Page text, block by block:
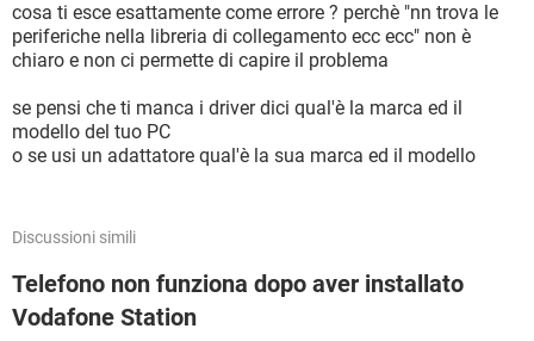
cosa ti esce esattamente come errore ? perchè "nn trova le
periferiche nella libreria di collegamento ecc ecc" non è
chiaro e non ci permette di capire il problema
se pensi che ti manca i driver dici qual'è la marca ed il
modello del tuo PC
o se usi un adattatore qual'è la sua marca ed il modello
Discussioni simili
Telefono non funziona dopo aver installato
Vodafone Station